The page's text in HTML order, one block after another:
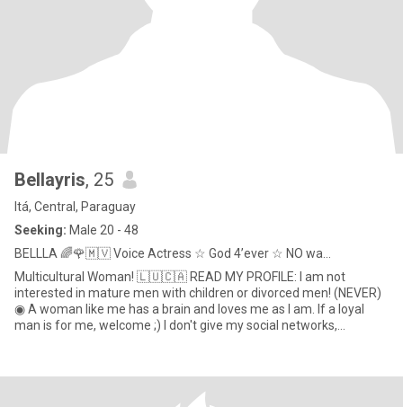
Bellayris, 25
Itá, Central, Paraguay
Seeking: Male 20 - 48
BELLLA 🌈🌹🇲🇻 Voice Actress ☆ God 4’ever ☆ NO wa...
Multicultural Woman! 🇱🇺🇨🇦 READ MY PROFILE: I am not
interested in mature men with children or divorced men! (NEVER)
◉ A woman like me has a brain and loves me as I am. If a loyal
man is for me, welcome ;) I don't give my social networks,